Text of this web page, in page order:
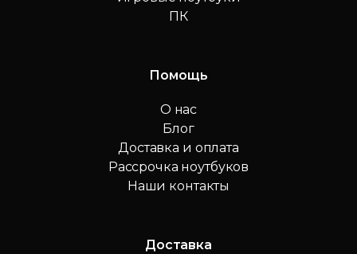
ПК
Помощь
О нас
Блог
Доставка и оплата
Рассрочка ноутбуков
Наши контакты
Доставка